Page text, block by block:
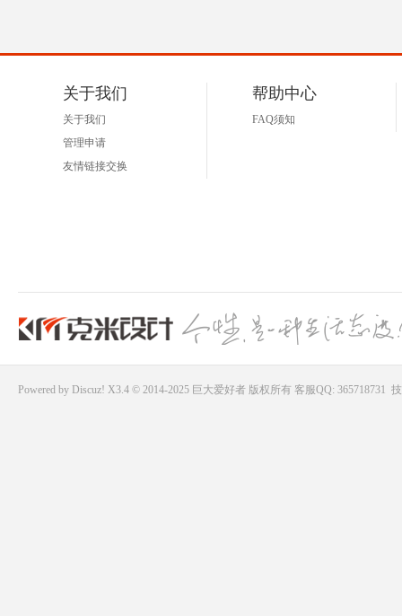
关于我们
关于我们
管理申请
友情链接交换
帮助中心
FAQ须知
Powered by Discuz! X3.4 © 2014-2025 巨大爱好者版权所有 客服QQ: 365718731